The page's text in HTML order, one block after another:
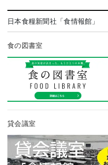
日本食糧新聞社「食情報館」
食の図書室
貸会議室